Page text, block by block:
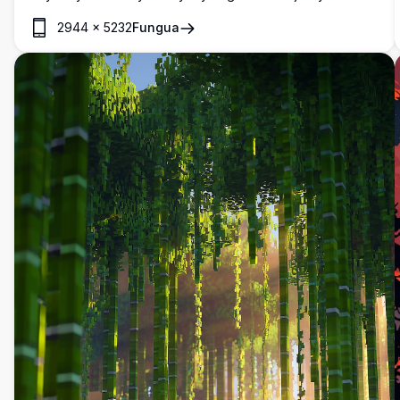
amani. Mandhari iliyofunikwa na theluji inaunda mandhari ya
juu ya maji meupe kama jiwe la thamani.
2944 × 5232Fungua